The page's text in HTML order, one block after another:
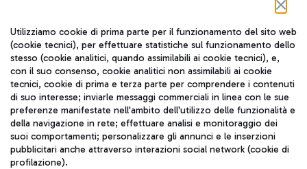
Seguici sui social
TRAVEL JOURNAL
ITA
Utilizziamo cookie di prima parte per il funzionamento del sito web
(cookie tecnici), per effettuare statistiche sul funzionamento dello
stesso (cookie analitici, quando assimilabili ai cookie tecnici), e,
con il suo consenso, cookie analitici non assimilabili ai cookie
tecnici, cookie di prima e terza parte per comprendere i contenuti
di suo interesse; inviarle messaggi commerciali in linea con le sue
preferenze manifestate nell'ambito dell'utilizzo delle funzionalità e
della navigazione in rete; effettuare analisi e monitoraggio dei
suoi comportamenti; personalizzare gli annunci e le inserzioni
pubblicitari anche attraverso interazioni social network (cookie di
profilazione).